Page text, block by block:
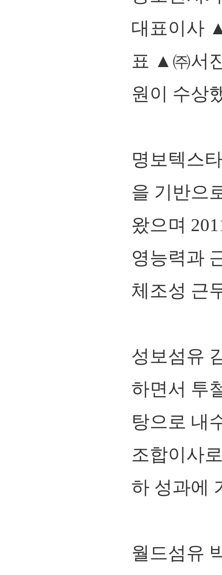
대표이사
표 ▲㈜서
원이 수상
명보텍스
을 기반으
왔으며
영능력과
체조성 근
성보섬유
하면서 투
탕으로 내
조합이사
하 성과에
월드섬유